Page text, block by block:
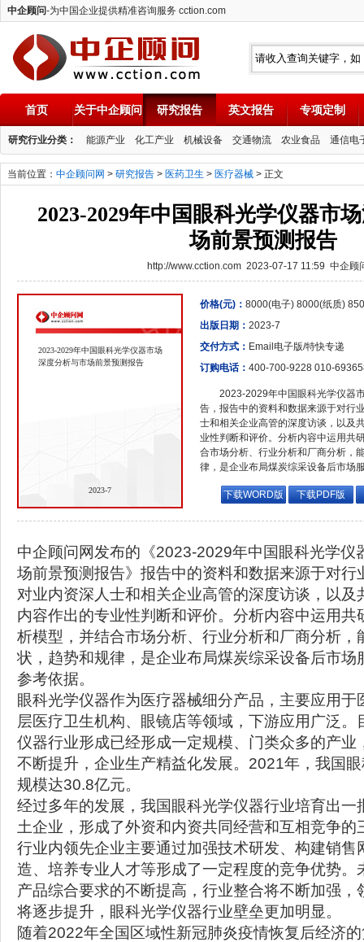
中企顾问-为中国企业提供精准咨询服务 cction.com
中企顾问
首页 关于中企顾问 研究报告 英文报告 专项定制
研究行业分类： 能源产业 化工产业 机械设备 交通物流 农业食品 通信电
当前位置： 中企顾问网 > 研究报告 > 医药卫生 > 医疗器械 > 正文
2023-2029年中国眼科光学仪器市
场前景预测报告
http://www.cction.com 2023-07-17 11:59 中企顾
2023-2029年中国眼科光学仪器市场
深度分析与市场前景预测报告
2023-7
价格(元)： 8000(电子) 8000(纸质)
出版日期： 2023-7
交付方式： Email电子版/特快专递
订购电话： 400-700-9228 010-
2023-2029年中国眼科光学仪器
告，报告中的资料和数据来源于对行
士和相关企业高管的深度访谈，以及
业性判断和评价。分析内容中运用共
合市场分析、行业分析和厂商分析，
律，是企业布局煤炭综采设备后市场
下载WORD版 下载PDF版
中企顾问网发布的《2023-2029年中国眼科光学仪
场前景预测报告》报告中的资料和数据来源于对行
对业内资深人士和相关企业高管的深度访谈，以及
内容作出的专业性判断和评价。分析内容中运用共
析模型，并结合市场分析、行业分析和厂商分析，
状，趋势和规律，是企业布局煤炭综采设备后市场
参考依据。
眼科光学仪器作为医疗器械细分产品，主要应用于
层医疗卫生机构、眼镜店等领域，下游应用广泛。
仪器行业形成已经形成一定规模、门类众多的产业
不断提升，企业生产精益化发展。2021年，我国
规模达30.8亿元。
经过多年的发展，我国眼科光学仪器行业培育出一
土企业，形成了外资和内资共同经营和互相竞争的
行业内领先企业主要通过加强技术研发、构建销售
造、培养专业人才等形成了一定程度的竞争优势。
产品综合要求的不断提高，行业整合将不断加强，
将逐步提升，眼科光学仪器行业壁垒更加明显。
随着2022年全国区域性新冠肺炎疫情恢复后经济